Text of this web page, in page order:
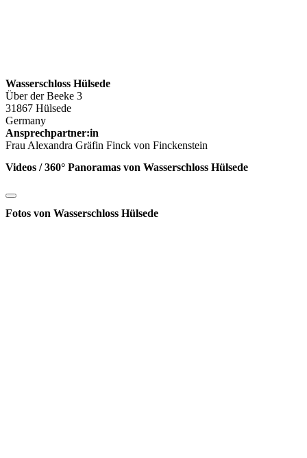
Wasserschloss Hülsede
Über der Beeke 3
31867 Hülsede
Germany
Ansprechpartner:in
Frau Alexandra Gräfin Finck von Finckenstein
Videos / 360° Panoramas von Wasserschloss Hülsede
Fotos von Wasserschloss Hülsede